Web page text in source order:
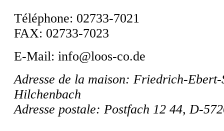
Téléphone: 02733-7021
FAX: 02733-7023
E-Mail: info@loos-co.de
Adresse de la maison: Friedrich-Ebert-
Hilchenbach
Adresse postale: Postfach 12 44, D-